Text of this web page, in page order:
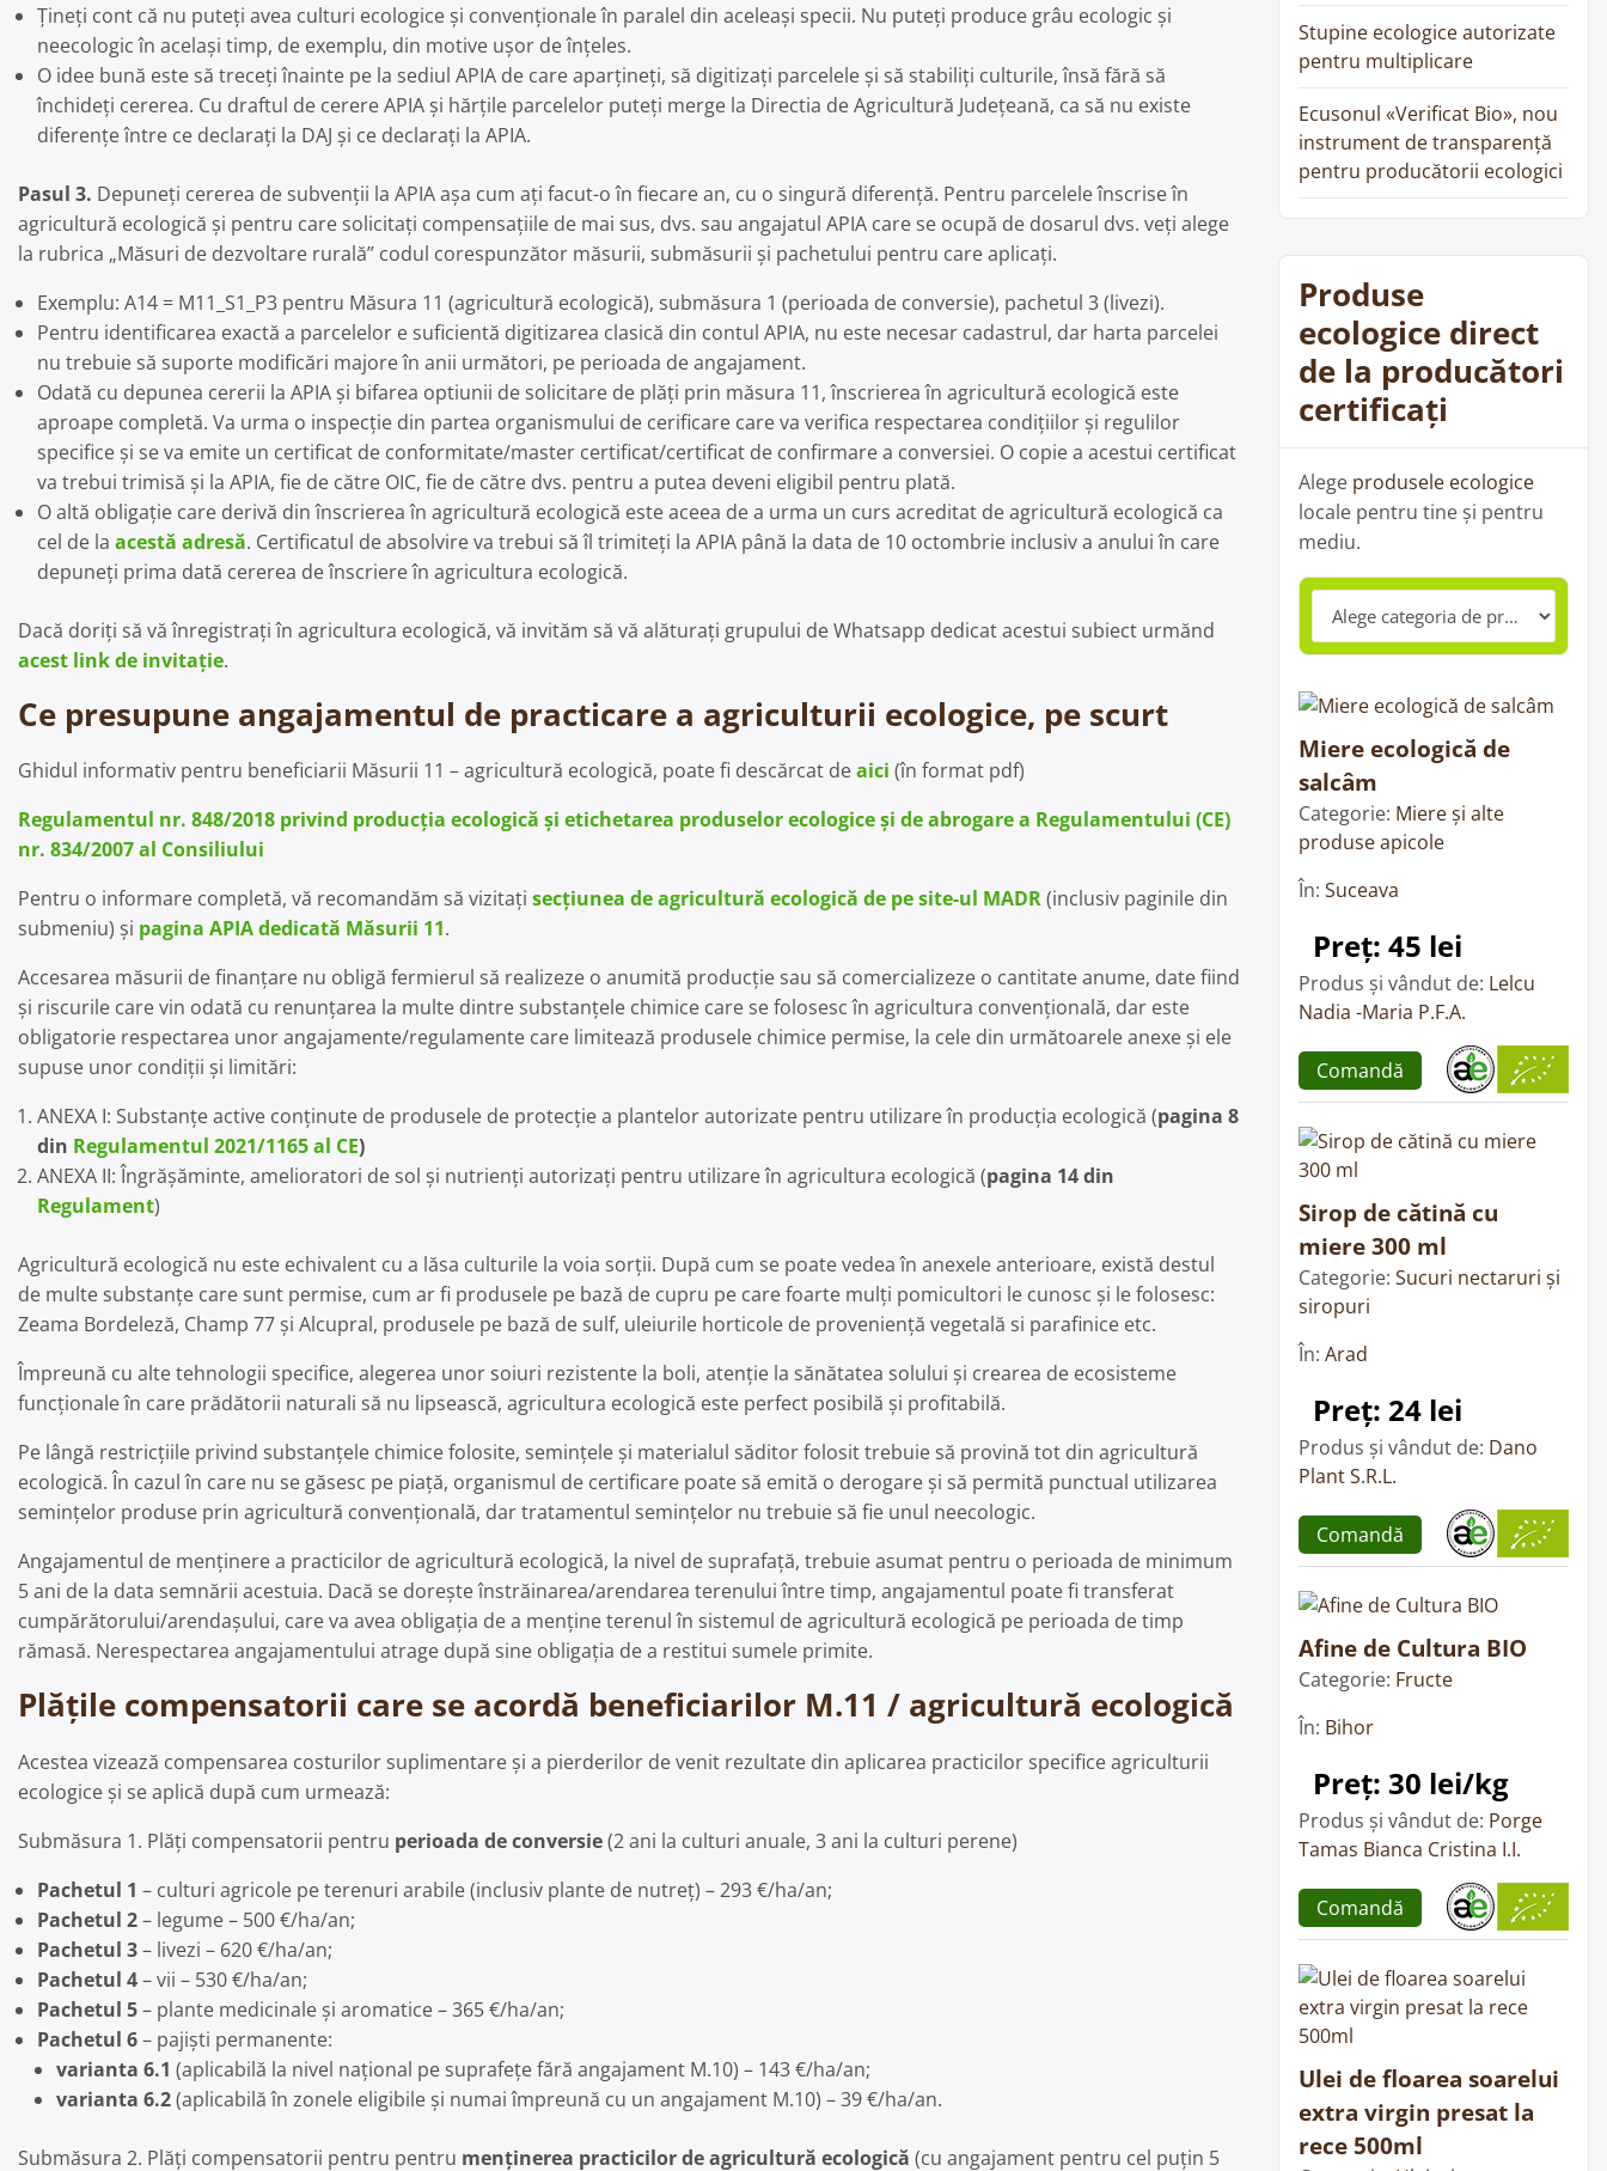
Țineți cont că nu puteți avea culturi ecologice și convenționale în paralel din aceleași specii. Nu puteți produce grâu ecologic și
neecologic în același timp, de exemplu, din motive ușor de înțeles.
O idee bună este să treceți înainte pe la sediul APIA de care aparțineți, să digitizați parcelele și să stabiliți culturile, însă fără să
închideți cererea. Cu draftul de cerere APIA și hărțile parcelelor puteți merge la Directia de Agricultură Județeană, ca să nu existe
diferențe între ce declarați la DAJ și ce declarați la APIA.
Pasul 3. Depuneți cererea de subvenții la APIA așa cum ați facut-o în fiecare an, cu o singură diferență. Pentru parcelele înscrise în
agricultură ecologică și pentru care solicitați compensațiile de mai sus, dvs. sau angajatul APIA care se ocupă de dosarul dvs. veți alege
la rubrica „Măsuri de dezvoltare rurală” codul corespunzător măsurii, submăsurii și pachetului pentru care aplicați.
Exemplu: A14 = M11_S1_P3 pentru Măsura 11 (agricultură ecologică), submăsura 1 (perioada de conversie), pachetul 3 (livezi).
Pentru identificarea exactă a parcelelor e suficientă digitizarea clasică din contul APIA, nu este necesar cadastrul, dar harta parcelei
nu trebuie să suporte modificări majore în anii următori, pe perioada de angajament.
Odată cu depunea cererii la APIA și bifarea optiunii de solicitare de plăți prin măsura 11, înscrierea în agricultură ecologică este
aproape completă. Va urma o inspecție din partea organismului de cerificare care va verifica respectarea condițiilor și regulilor
specifice și se va emite un certificat de conformitate/master certificat/certificat de confirmare a conversiei. O copie a acestui certificat
va trebui trimisă și la APIA, fie de către OIC, fie de către dvs. pentru a putea deveni eligibil pentru plată.
O altă obligație care derivă din înscrierea în agricultură ecologică este aceea de a urma un curs acreditat de agricultură ecologică ca
cel de la acestă adresă. Certificatul de absolvire va trebui să îl trimiteți la APIA până la data de 10 octombrie inclusiv a anului în care
depuneți prima dată cererea de înscriere în agricultura ecologică.
Dacă doriți să vă înregistrați în agricultura ecologică, vă invităm să vă alăturați grupului de Whatsapp dedicat acestui subiect urmănd
acest link de invitație.
Ce presupune angajamentul de practicare a agriculturii ecologice, pe scurt
Ghidul informativ pentru beneficiarii Măsurii 11 – agricultură ecologică, poate fi descărcat deaici (în format pdf)
Regulamentul nr. 848/2018 privind producţia ecologică şi etichetarea produselor ecologice şi de abrogare a Regulamentului (CE)
nr. 834/2007 al Consiliului
Pentru o informare completă, vă recomandăm să vizitați secțiunea de agricultură ecologică de pe site-ul MADR(inclusiv paginile din
submeniu) și pagina APIA dedicată Măsurii 11.
Accesarea măsurii de finanțare nu obligă fermierul să realizeze o anumită producție sau să comercializeze o cantitate anume, date fiind
și riscurile care vin odată cu renunțarea la multe dintre substanțele chimice care se folosesc în agricultura convențională, dar este
obligatorie respectarea unor angajamente/regulamente care limitează produsele chimice permise, la cele din următoarele anexe și ele
supuse unor condiții și limitări:
ANEXA I: Substanţe active conţinute de produsele de protecţie a plantelor autorizate pentru utilizare în producţia ecologică (pagina 8
din Regulamentul 2021/1165 al CE)
ANEXA II: Îngrăşăminte, amelioratori de sol şi nutrienţi autorizaţi pentru utilizare în agricultura ecologică (pagina 14 din
Regulament)
Agricultură ecologică nu este echivalent cu a lăsa culturile la voia sorții. După cum se poate vedea în anexele anterioare, există destul
de multe substanțe care sunt permise, cum ar fi produsele pe bază de cupru pe care foarte mulți pomicultori le cunosc și le folosesc:
Zeama Bordeleză, Champ 77 și Alcupral, produsele pe bază de sulf, uleiurile horticole de proveniență vegetală si parafinice etc.
Împreună cu alte tehnologii specifice, alegerea unor soiuri rezistente la boli, atenție la sănătatea solului și crearea de ecosisteme
funcționale în care prădătorii naturali să nu lipsească, agricultura ecologică este perfect posibilă și profitabilă.
Pe lângă restricțiile privind substanțele chimice folosite, semințele și materialul săditor folosit trebuie să provină tot din agricultură
ecologică. În cazul în care nu se găsesc pe piață, organismul de certificare poate să emită o derogare și să permită punctual utilizarea
semințelor produse prin agricultură convențională, dar tratamentul semințelor nu trebuie să fie unul neecologic.
Angajamentul de menținere a practicilor de agricultură ecologică, la nivel de suprafață, trebuie asumat pentru o perioada de minimum
5 ani de la data semnării acestuia. Dacă se dorește înstrăinarea/arendarea terenului între timp, angajamentul poate fi transferat
cumpărătorului/arendașului, care va avea obligația de a menține terenul în sistemul de agricultură ecologică pe perioada de timp
rămasă. Nerespectarea angajamentului atrage după sine obligația de a restitui sumele primite.
Plăţile compensatorii care se acordă beneficiarilor M.11 / agricultură ecologică
Acestea vizează compensarea costurilor suplimentare și a pierderilor de venit rezultate din aplicarea practicilor specifice agriculturii
ecologice și se aplică după cum urmează:
Submăsura 1. Plăți compensatorii pentru perioada de conversie(2 ani la culturi anuale, 3 ani la culturi perene)
Pachetul 1 – culturi agricole pe terenuri arabile (inclusiv plante de nutreţ) – 293 €/ha/an;
Pachetul 2– legume – 500 €/ha/an;
Pachetul 3– livezi – 620 €/ha/an;
Pachetul 4– vii – 530 €/ha/an;
Pachetul 5– plante medicinale și aromatice – 365 €/ha/an;
Pachetul 6– pajiști permanente:
varianta 6.1 (aplicabilă la nivel naţional pe suprafeţe fără angajament M.10) – 143 €/ha/an;
varianta 6.2(aplicabilă în zonele eligibile și numai împreună cu un angajament M.10) – 39 €/ha/an.
Submăsura 2. Plăți compensatorii pentru pentru menţinerea practicilor de agricultură ecologică (cu angajament pentru cel puțin 5
Stupine ecologice autorizate
pentru multiplicare
Ecusonul «Verificat Bio», nou
instrument de transparență
pentru producătorii ecologici
Produse
ecologice direct
de la producători
certificați
Alege produsele ecologice
locale pentru tine și pentru
mediu.
Miere ecologică de
salcâm
Categorie: Miere și alte
produse apicole
În: Suceava
Preț: 45 lei
Produs și vândut de: Lelcu
Nadia -Maria P.F.A.
Comandă
Sirop de cătină cu
miere 300 ml
Categorie: Sucuri nectaruri și
siropuri
În: Arad
Preț: 24 lei
Produs și vândut de: Dano
Plant S.R.L.
Comandă
Afine de Cultura BIO
Categorie: Fructe
În: Bihor
Preț: 30 lei/kg
Produs și vândut de: Porge
Tamas Bianca Cristina I.I.
Comandă
Ulei de floarea soarelui
extra virgin presat la
rece 500ml